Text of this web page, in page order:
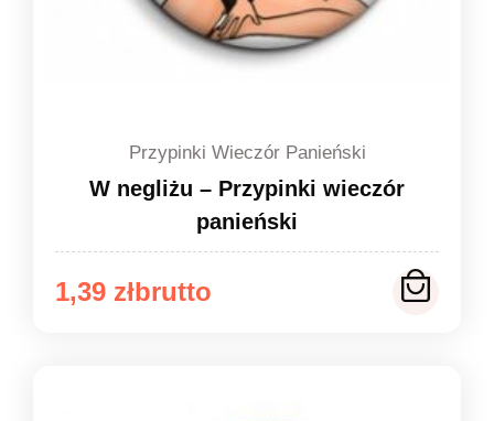
Przypinki Wieczór Panieński
W negliżu – Przypinki wieczór
panieński
1,39 zł
Zakres